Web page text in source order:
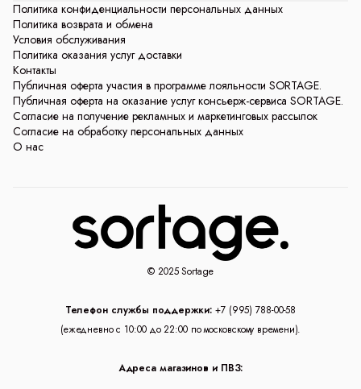
Политика конфиденциальности персональных данных
Политика возврата и обмена
Условия обслуживания
Политика оказания услуг доставки
Контакты
Публичная оферта участия в программе лояльности SORTAGE.
Публичная оферта на оказание услуг консьерж-сервиса SORTAGE.
Согласие на получение рекламных и маркетинговых рассылок
Согласие на обработку персональных данных
О нас
© 2025 Sortage
Телефон службы поддержки: +7 (995) 788-00-58
(ежедневно с 10:00 до 22:00 по московскому времени).
Адреса магазинов и ПВЗ: